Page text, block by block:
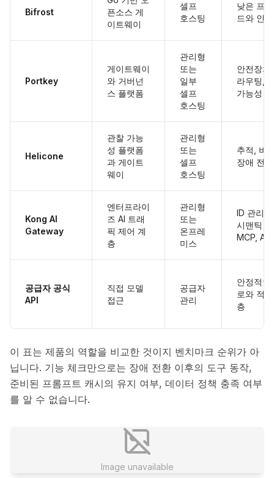
Bifrost
픈소스 게
이트웨이
셀프
호스팅
낮은 프
드와 인
Portkey
게이트웨이
와 거버넌
스 플랫폼
관리형
또는
일부
셀프
호스팅
안전장치
라우팅,
가능성
Helicone
관찰 가능
성 플랫폼
과 게이트
웨이
관리형
또는
셀프
호스팅
추적, 비
장애 전
Kong AI
Gateway
엔터프라이
즈 AI 트래
픽 제어 계
층
관리형
또는
온프레
미스
ID 관리,
시맨틱
MCP,
공급자 공식
API
직접 모델
접근
공급자
관리
안정적인
로와 적
층
이 표는 제품의 역할을 비교한 것이지 벤치마크 순위가 아
닙니다. 기능 체크만으로는 장애 전환 이후의 도구 동작,
준비된 프롬프트 캐시의 유지 여부, 데이터 정책 충족 여부
를 알 수 없습니다.
Image unavailable